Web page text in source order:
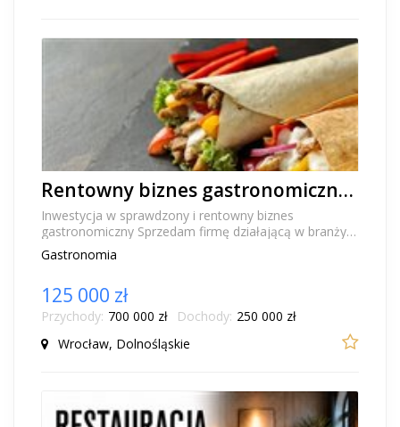
Rentowny biznes gastronomiczny z kebabem premium na sprzedaż - Wrocław
Inwestycja w sprawdzony i rentowny biznes
gastronomiczny Sprzedam firmę działającą w branży
gastronomicznej – w pełni funkcjonujący lokal
specjali...
Gastronomia
125 000 zł
Przychody: 700 000 zł Dochody: 250 000 zł
Wrocław, Dolnośląskie